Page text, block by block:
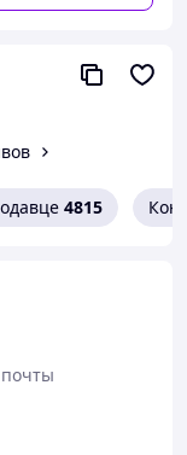
;
4815